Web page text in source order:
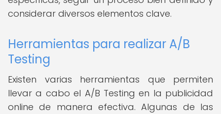
considerar diversos elementos clave.
Herramientas para realizar A/B
Testing
Existen varias herramientas que permiten
llevar a cabo el A/B Testing en la publicidad
online de manera efectiva. Algunas de las